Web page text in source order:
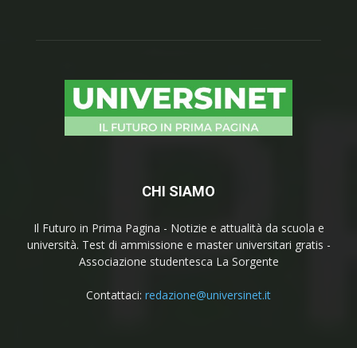
CHI SIAMO
Il Futuro in Prima Pagina - Notizie e attualità da scuola e
università. Test di ammissione e master universitari gratis -
Associazione studentesca La Sorgente
Contattaci: redazione@universinet.it